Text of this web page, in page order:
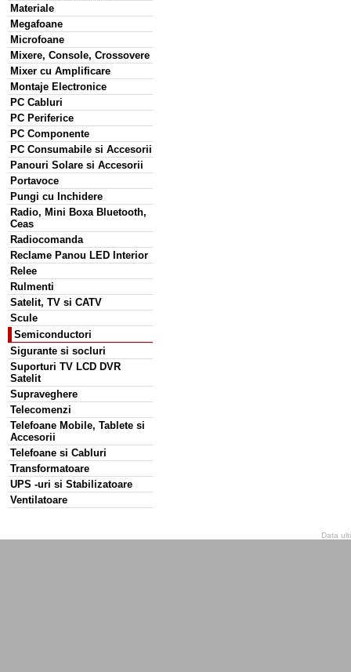
Materiale
Megafoane
Microfoane
Mixere, Console, Crossovere
Mixer cu Amplificare
Montaje Electronice
PC Cabluri
PC Periferice
PC Componente
PC Consumabile si Accesorii
Panouri Solare si Accesorii
Portavoce
Pungi cu Inchidere
Radio, Mini Boxa Bluetooth,
Ceas
Radiocomanda
Reclame Panou LED Interior
Relee
Rulmenti
Satelit, TV si CATV
Scule
Semiconductori
Sigurante si socluri
Suporturi TV LCD DVR
Satelit
Supraveghere
Telecomenzi
Telefoane Mobile, Tablete si
Accesorii
Telefoane si Cabluri
Transformatoare
UPS -uri si Stabilizatoare
Ventilatoare
Data